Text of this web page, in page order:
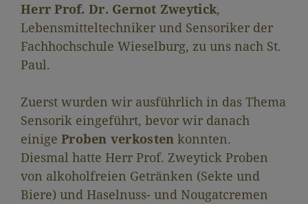
Herr Prof. Dr. Gernot Zweytick,
Lebensmitteltechniker und Sensoriker der
Fachhochschule Wieselburg, zu uns nach St.
Paul.
Zuerst wurden wir ausführlich in das Thema
Sensorik eingeführt, bevor wir danach
einige Proben verkosten konnten.
Diesmal hatte Herr Prof. Zweytick Proben
von alkoholfreien Getränken (Sekte und
Biere) und Haselnuss- und Nougatcremen